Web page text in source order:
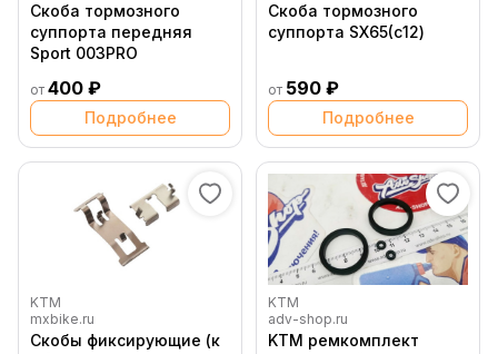
Скоба тормозного
суппорта передняя
Sport 003PRO
от 400 ₽
Подробнее
Скоба тормозного
суппорта SX65(с12)
от 590 ₽
Подробнее
KTM
mxbike.ru
Скобы фиксирующие (к
KTM
adv-shop.ru
KTM ремкомплект